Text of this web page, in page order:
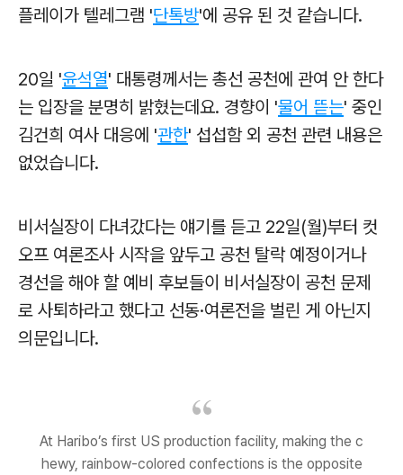
플레이가 텔레그램 '단톡방'에 공유 된 것 같습니다.
20일 '윤석열' 대통령께서는 총선 공천에 관여 안 한다
는 입장을 분명히 밝혔는데요. 경향이 '물어 뜯는' 중인
김건희 여사 대응에 '관한' 섭섭함 외 공천 관련 내용은
없었습니다.
비서실장이 다녀갔다는 얘기를 듣고 22일(월)부터 컷
오프 여론조사 시작을 앞두고 공천 탈락 예정이거나
경선을 해야 할 예비 후보들이 비서실장이 공천 문제
로 사퇴하라고 했다고 선동·여론전을 벌린 게 아닌지
의문입니다.
At Haribo’s first US production facility, making the c
hewy, rainbow-colored confections is the opposite